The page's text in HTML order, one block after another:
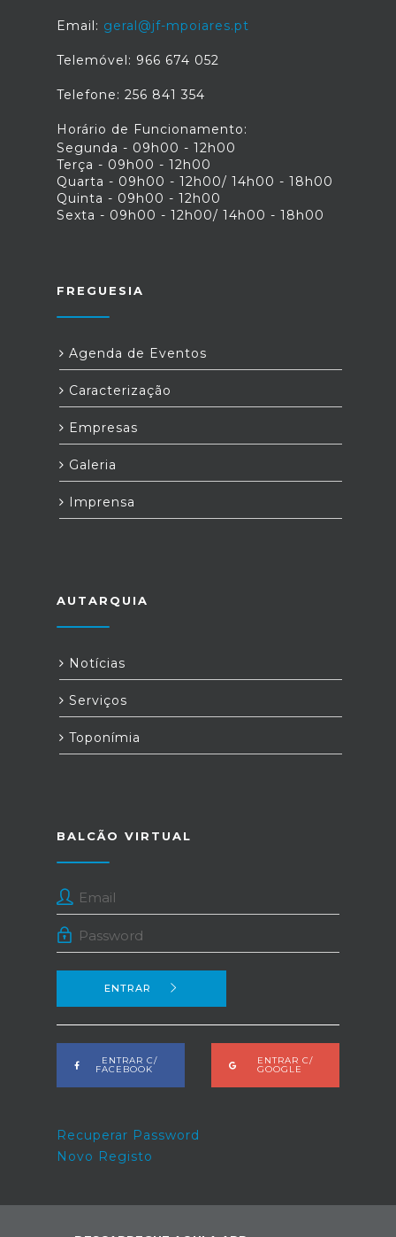
Email: geral@jf-mpoiares.pt
Telemóvel: 966 674 052
Telefone: 256 841 354
Horário de Funcionamento:
Segunda - 09h00 - 12h00
Terça - 09h00 - 12h00
Quarta - 09h00 - 12h00/ 14h00 - 18h00
Quinta - 09h00 - 12h00
Sexta - 09h00 - 12h00/ 14h00 - 18h00
FREGUESIA
Agenda de Eventos
Caracterização
Empresas
Galeria
Imprensa
AUTARQUIA
Notícias
Serviços
Toponímia
BALCÃO VIRTUAL
ENTRAR
ENTRAR C/
FACEBOOK
ENTRAR C/
GOOGLE
Recuperar Password
Novo Registo